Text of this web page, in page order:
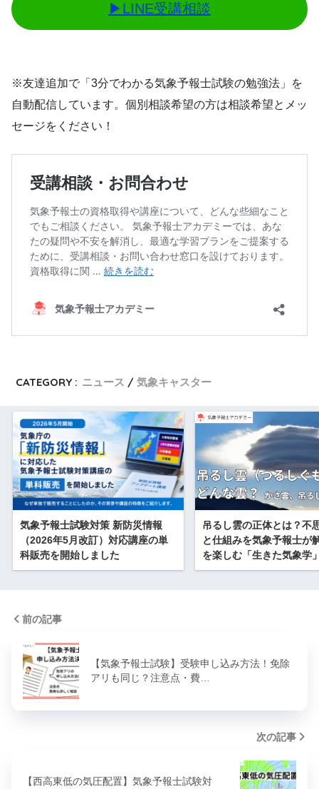
▶︎LINE受講相談
※友達追加で「3分でわかる気象予報士試験の勉強法」を
自動配信しています。個別相談希望の方は相談希望とメッ
セージをください！
CATEGORY : ニュース 気象キャスター
気象予報士試験対策 新防災情報
（2026年5月改訂）対応講座の単
科販売を開始しました
吊るし雲の正体とは？不
と仕組みを気象予報士が
を楽しむ「生きた気象学
前の記事
【気象予報士試験】受験申し込み方法！免除
アリも同じ？注意点・費…
次の記事
【西高東低の気圧配置】気象予報士試験対